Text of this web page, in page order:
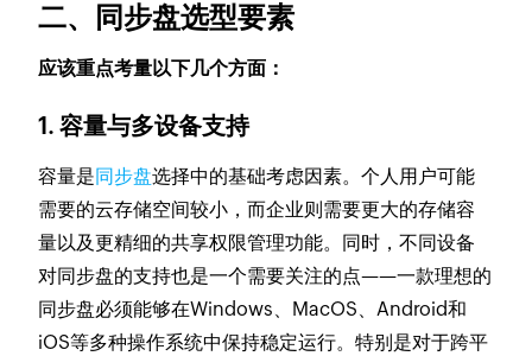
二、同步盘选型要素
应该重点考量以下几个方面：
1. 容量与多设备支持
容量是同步盘选择中的基础考虑因素。个人用户可能
需要的云存储空间较小，而企业则需要更大的存储容
量以及更精细的共享权限管理功能。同时，不同设备
对同步盘的支持也是一个需要关注的点——一款理想的
同步盘必须能够在Windows、MacOS、Android和
iOS等多种操作系统中保持稳定运行。特别是对于跨平